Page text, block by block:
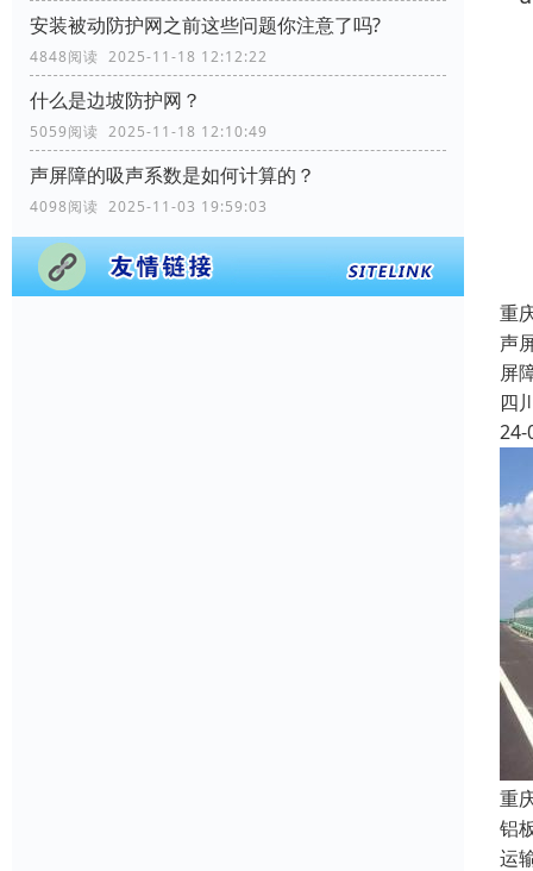
安装被动防护网之前这些问题你注意了吗?
4848阅读 2025-11-18 12:12:22
什么是边坡防护网？
5059阅读 2025-11-18 12:10:49
声屏障的吸声系数是如何计算的？
4098阅读 2025-11-03 19:59:03
重
声
屏
四
24-
重
铝
运